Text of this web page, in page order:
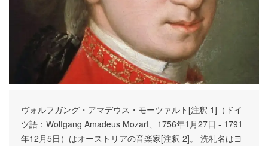
ヴォルフガング・アマデウス・モーツァルト[注釈 1]（ドイ
ツ語：Wolfgang Amadeus Mozart、1756年1月27日 - 1791
年12月5日）はオーストリアの音楽家[注釈 2]。 洗礼名はヨ